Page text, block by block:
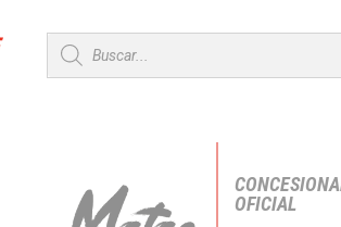
Búsqueda
de
productos
OFICIAL